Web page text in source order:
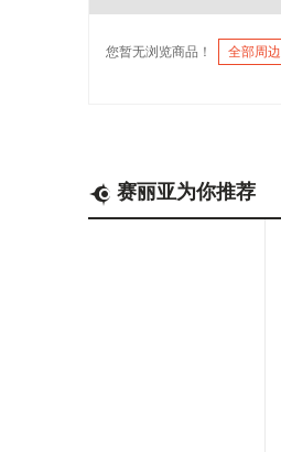
您暂无浏览商品！ 全部周边
赛丽亚为你推荐